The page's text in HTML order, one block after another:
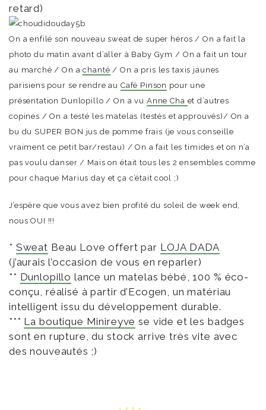
retard)
On a enfilé son nouveau sweat de super héros / On a fait la
photo du matin avant d’aller à Baby Gym / On a fait un tour
au marché / On achanté / On a pris les taxis jaunes
parisiens pour se rendre au Café Pinson pour une
présentation Dunlopillo / On a vu Anne Cha et d’autres
copines / On a testé les matelas (testés et approuvés)/ On a
bu du SUPER BON jus de pomme frais (je vous conseille
vraiment ce petit bar/restau) / On a fait les timides et on n’a
pas voulu danser / Mais on était tous les 2 ensembles comme
pour chaque Marius day et ça c’était cool ;)
J’espère que vous avez bien profité du soleil de week end,
nous OUI !!!
* Sweat Beau Love offert par LOJA DADA
(j’aurais l’occasion de vous en reparler)
** Dunlopillo lance un matelas bébé, 100 % éco-
conçu, réalisé à partir d’Ecogen, un matériau
intelligent issu du développement durable.
*** La boutique Minireyve se vide et les badges
sont en rupture, du stock arrive très vite avec
des nouveautés ;)